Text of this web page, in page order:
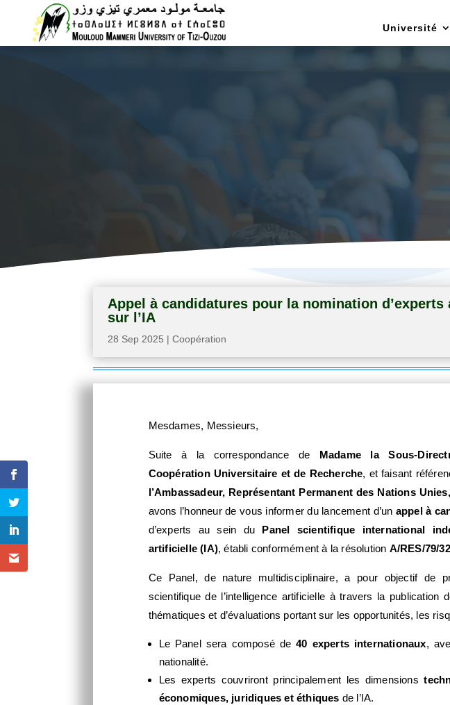
Université
Vice rectorat chargé des
Appel à candidatures pour la nomination
sur l’IA
28 Sep 2025 |Coopération
Mesdames, Messieurs,
Suite à la correspondance de
Madame la Sous-
Coopération Universitaire et de Recherche, et faisant
l’Ambassadeur, Représentant Permanent des Nations
avons l’honneur de vous informer du lancement d’un appel à
d’experts au sein du
Panel scientifique international
artificielle (IA), établi conformément à la résolution A/RES/79/
Ce Panel, de nature multidisciplinaire, a pour objectif de
scientifique de l’intelligence artificielle à travers la publication
thématiques et d’évaluations portant sur les opportunités, les
Le Panel sera composé de 40 experts internationaux,
nationalité.
Les experts couvriront principalement les dimensions
économiques, juridiques et éthiques de l’IA.